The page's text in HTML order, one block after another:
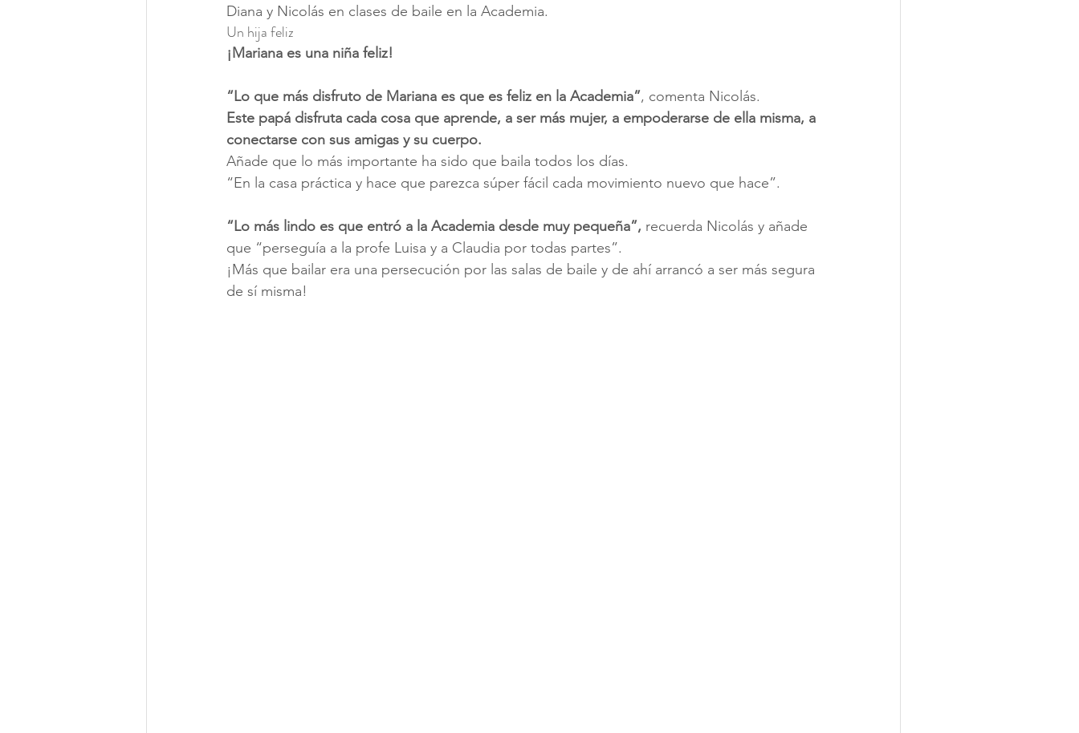
Diana y Nicolás en clases de baile en la Academia.
Un hija feliz
¡Mariana es una niña feliz!
“Lo que más disfruto de Mariana es que es feliz en la Academia”, comenta Nicolás.
Este papá disfruta cada cosa que aprende, a ser más mujer, a empoderarse de ella misma, a
conectarse con sus amigas y su cuerpo.
Añade que lo más importante ha sido que baila todos los días.
“En la casa práctica y hace que parezca súper fácil cada movimiento nuevo que hace”.
“Lo más lindo es que entró a la Academia desde muy pequeña”, recuerda Nicolás y añade
que “perseguía a la profe Luisa y a Claudia por todas partes”.
¡Más que bailar era una persecución por las salas de baile y de ahí arrancó a ser más segura
de sí misma!